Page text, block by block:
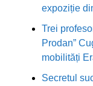
expoziție
Trei
Prodan”
mobilități
Secretul